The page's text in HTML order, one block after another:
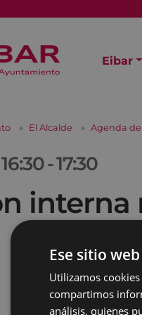
Eibar
El Alcalde Agenda
16:30-17:30
Ese sitio
Utilizamos
compartimos
análisis, quienes